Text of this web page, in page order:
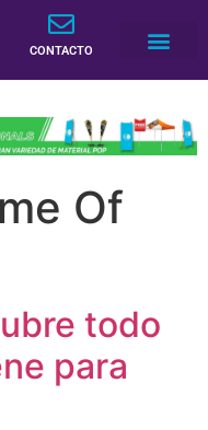
CONTACTO
Of
todo
para